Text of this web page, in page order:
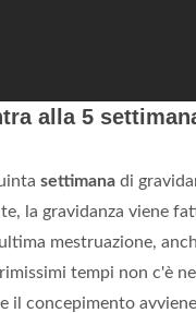
alla 5
settimana di
la gravidanza viene
mestruazione,
tempi non c'è
il concepimento